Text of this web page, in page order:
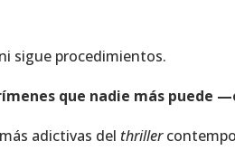
sigue procedimientos.
que nadie más puede
adictivas del thriller